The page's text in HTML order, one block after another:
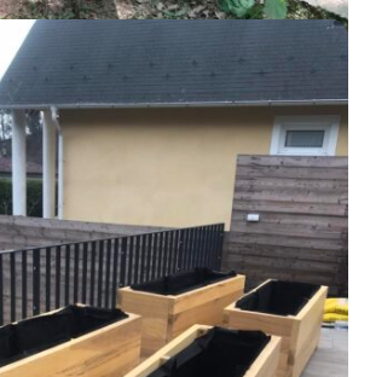
HIDAK, ÁTJÁRÓK, LÉPCSŐK
AJÁNLATKÉRÉS